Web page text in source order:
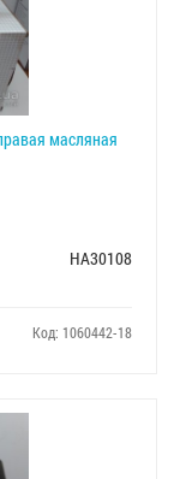
масляная
HA30108
Код: 1060442-18